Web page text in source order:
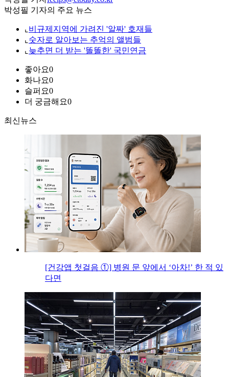
박성필 기자의 주요 뉴스
⌞ 비규제지역에 가려진 '알짜' 호재들
⌞ 숫자로 알아보는 추억의 앨범들
⌞ 늦추면 더 받는 '똘똘한' 국민연금
좋아요0
화나요0
슬퍼요0
더 궁금해요0
최신뉴스
[건강앱 첫걸음 ①] 병원 문 앞에서 ‘아차!’ 한 적 있
다면